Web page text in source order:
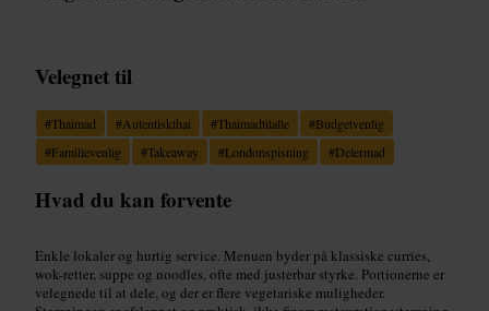
Velegnet til
#Thaimad #Autentiskthai #Thaimadtilalle #Budgetvenlig
#Familievenlig #Takeaway #Londonspisning #Delermad
Hvad du kan forvente
Enkle lokaler og hurtig service. Menuen byder på klassiske curries,
wok-retter, suppe og noodles, ofte med justerbar styrke. Portionerne er
velegnede til at dele, og der er flere vegetariske muligheder.